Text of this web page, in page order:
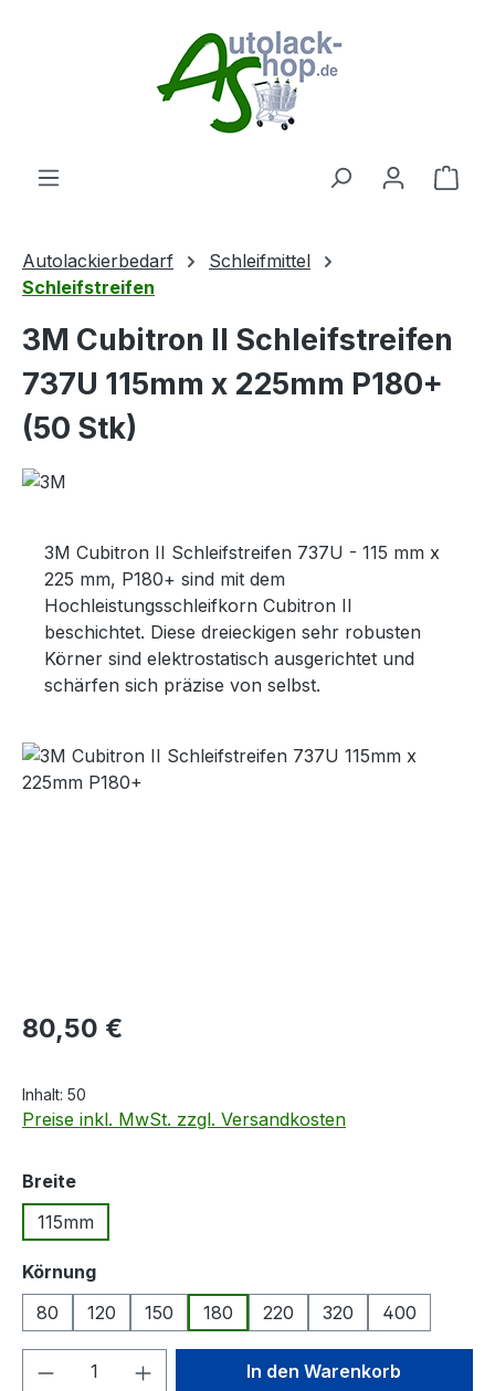
Autolackierbedarf
Schleifmittel
Schleifstreifen
3M Cubitron II Schleifstreifen
737U 115mm x 225mm P180+
(50 Stk)
3M Cubitron II Schleifstreifen 737U - 115 mm x
225 mm, P180+ sind mit dem
Hochleistungsschleifkorn Cubitron II
beschichtet. Diese dreieckigen sehr robusten
Körner sind elektrostatisch ausgerichtet und
schärfen sich präzise von selbst.
Bildergalerie überspringen
Regulärer Preis:
80,50 €
Inhalt: 50
Preise inkl. MwSt. zzgl. Versandkosten
Breiteauswählen
115mm
Körnungauswählen
80
120 150 180 220 320 400
Produkt Anzahl: Gib denIn den Warenkorb